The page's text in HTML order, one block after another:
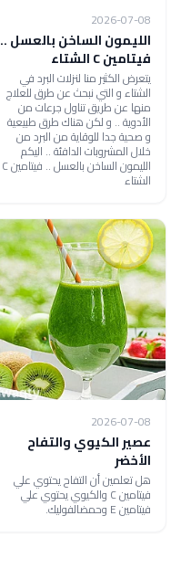
2026-07-08
الليمون الساخن بالعسل ..
فيتامين C الشتاء
يتعرض الكثير منا لنزلات البرد في
الشتاء و التي نبحث عن طرق للعلاج
منها عن طريق تناول جرعات من
الأدوية .. و لكن هناك طرق طبيعية
و صحية جدا للوقاية من البرد من
خلال المشروبات الدافئة .. اليكم
الليمون الساخن بالعسل .. فيتامين C
الشتاء
2026-07-08
عصير الكيوي والتفاح
الأخضر
هل تعلمين أن التفاح يحتوي علي
فيتامين C والكيوي يحتوي علي
فيتامين E وحمضالفوليك.